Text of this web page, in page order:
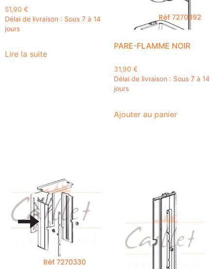
51,90 €
Délai de livraison : Sous 7 à 14
jours
Lire la suite
PARE-FLAMME NOIR
31,90 €
Délai de livraison : Sous 7 à 14
jours
Ajouter au panier